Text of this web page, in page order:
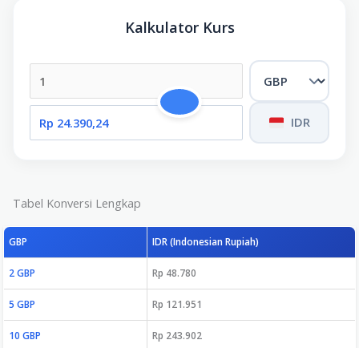
Kalkulator Kurs
IDR
Tabel Konversi Lengkap
GBP IDR (Indonesian Rupiah)
2 GBP Rp 48.780
5 GBP Rp 121.951
10 GBP Rp 243.902